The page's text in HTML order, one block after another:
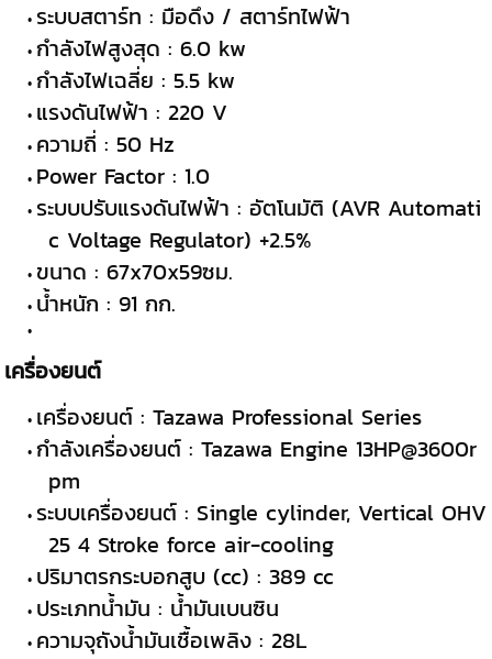
ระบบสตาร์ท : มือดึง / สตาร์ทไฟฟ้า
กำลังไฟสูงสุด : 6.0 kw
กำลังไฟเฉลี่ย : 5.5 kw
แรงดันไฟฟ้า : 220 V
ความถี่ : 50 Hz
Power Factor : 1.0
ระบบปรับแรงดันไฟฟ้า : อัตโนมัติ (AVR Automati
c Voltage Regulator) +2.5%
ขนาด : 67x70x59ซม.
น้ำหนัก : 91 กก.
เครื่องยนต์
เครื่องยนต์ : Tazawa Professional Series
กำลังเครื่องยนต์ : Tazawa Engine 13HP@3600r
pm
ระบบเครื่องยนต์ : Single cylinder, Vertical OHV
25 4 Stroke force air-cooling
ปริมาตรกระบอกสูบ (cc) : 389 cc
ประเภทน้ำมัน : น้ำมันเบนซิน
ความจุถังน้ำมันเชื้อเพลิง : 28L